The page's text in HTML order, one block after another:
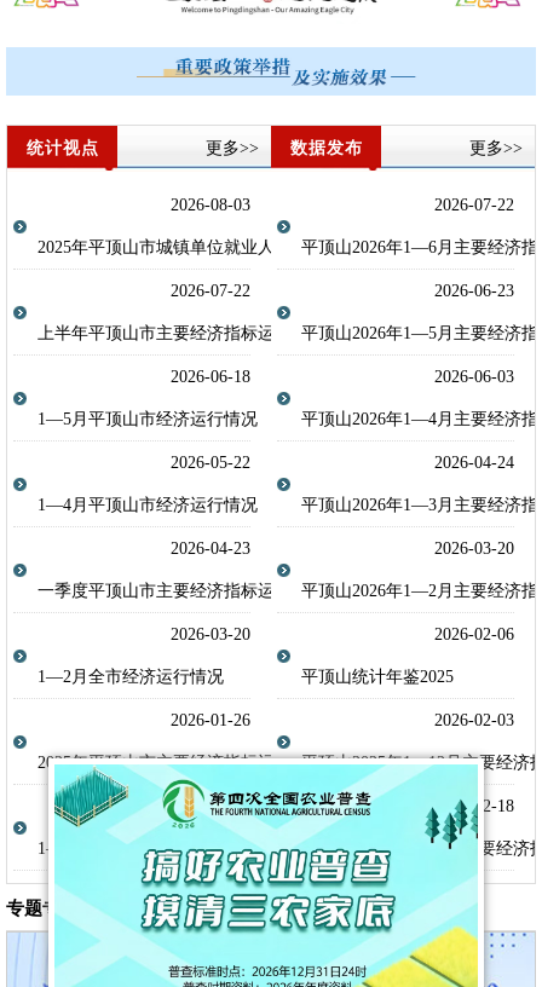
统计视点 更多>> 数据发布 更多>>
2026-08-03
2025年平顶山市城镇单位就业人员年平均...
2026-07-22
上半年平顶山市主要经济指标运行情况
2026-06-18
1—5月平顶山市经济运行情况
2026-05-22
1—4月平顶山市经济运行情况
2026-04-23
一季度平顶山市主要经济指标运行情况
2026-03-20
1—2月全市经济运行情况
2026-01-26
2025年平顶山市主要经济指标运行情况
2025-12-22
1—11月全市经济运行情况
2026-07-22
平顶山2026年1—6月主要经济指
2026-06-23
平顶山2026年1—5月主要经济指
2026-06-03
平顶山2026年1—4月主要经济指
2026-04-24
平顶山2026年1—3月主要经济指
2026-03-20
平顶山2026年1—2月主要经济指
2026-02-06
平顶山统计年鉴2025
2026-02-03
平顶山2025年1—12月主要经济
2025-12-18
平顶山2025年1—11月主要经济
专题专栏